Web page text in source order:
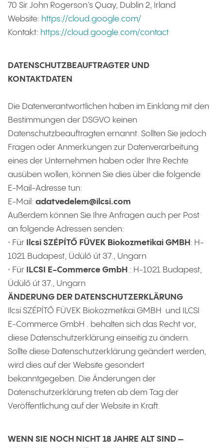
70 Sir John Rogerson’s Quay, Dublin 2, Irland
Website: https://cloud.google.com/
Kontakt: https://cloud.google.com/contact
DATENSCHUTZBEAUFTRAGTER UND
KONTAKTDATEN
Die Datenverantwortlichen haben im Einklang mit den
Bestimmungen der DSGVO keinen
Datenschutzbeauftragten ernannt. Sollten Sie jedoch
Fragen oder Anmerkungen zur Datenverarbeitung
eines der Unternehmen haben oder Ihre Rechte
ausüben wollen, können Sie dies über die folgende
E-Mail-Adresse tun:
E-Mail: adatvedelem@ilcsi.com
Außerdem können Sie Ihre Anfragen auch per Post
an folgende Adressen senden:
• Für
Ilcsi SZÉPÍTŐ FÜVEK Biokozmetikai GMBH : H-
1021 Budapest, Üdülő út 37., Ungarn
• Für
ILCSI E-Commerce GmbH .: H-1021 Budapest,
Üdülő út 37., Ungarn
ÄNDERUNG DER DATENSCHUTZERKLÄRUNG
Ilcsi SZÉPÍTŐ FÜVEK Biokozmetikai GMBH und ILCSI
E-Commerce GmbH . behalten sich das Recht vor,
diese Datenschutzerklärung einseitig zu ändern.
Sollte diese Datenschutzerklärung geändert werden,
wird dies auf der Website gesondert
bekanntgegeben. Die Änderungen der
Datenschutzerklärung treten ab dem Tag der
Veröffentlichung auf der Website in Kraft.
WENN SIE NOCH NICHT 18 JAHRE ALT SIND –